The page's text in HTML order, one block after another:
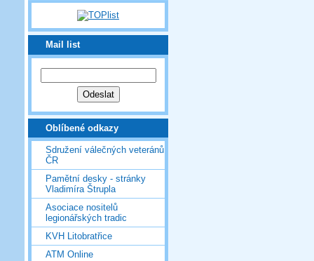
Mail list
Oblíbené odkazy
Sdružení válečných veteránů
ČR
Pamětní desky - stránky
Vladimíra Štrupla
Asociace nositelů
legionářských tradic
KVH Litobratřice
ATM Online